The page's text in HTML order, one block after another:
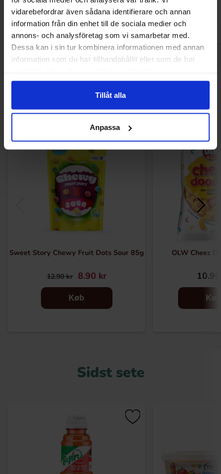
vidarebefordrar även sådana identifierare och annan
information från din enhet till de sociala medier och
annons- och analysföretag som vi samarbetar med.
Dessa kan i sin tur kombinera informationen med annan
information som du har tillhandahållit eller som de har
Tillåt alla
Anpassa
Køb
Andre kunne lide
Sweet Story Chewy Fruit Dots Sour 85g
12.90 kr 8.90 kr
Køb
OLW Cheez
Køb
Sidst sete